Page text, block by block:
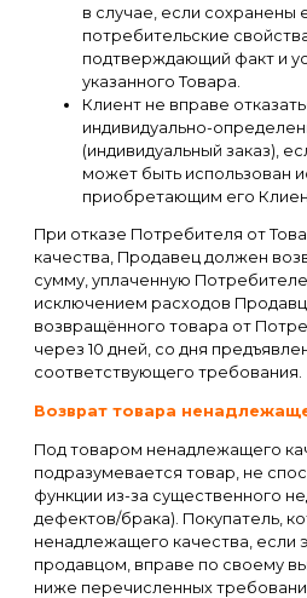
в случае, если сохранены
потребительские
подтверждающий факт и
указанного Товара.
Клиент не вправе
индивидуально-
(индивидуальный заказ),
может быть использован
приобретающим его
При отказе Потребителя от
качества, Продавец должен
сумму, уплаченную
исключением расходов
возвращëнного товара от
через 10 дней, со дня
соответствующего требования.
Возврат товара
Под товаром ненадлежащего
подразумевается товар, не
функции из-за существенного
дефектов/брака). Покупатель,
ненадлежащего качества, если
продавцом, вправе по своему
ниже перечисленных